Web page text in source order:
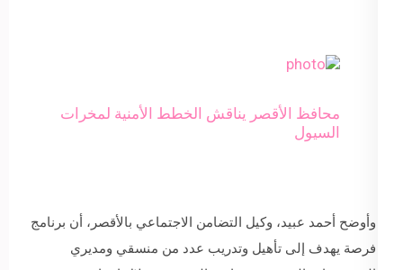
محافظ الأقصر يناقش الخطط الأمنية لمخرات
السيول
وأوضح أحمد عبيد، وكيل التضامن الاجتماعي بالأقصر، أن برنامج
فرصة يهدف إلى تأهيل وتدريب عدد من منسقي ومديري